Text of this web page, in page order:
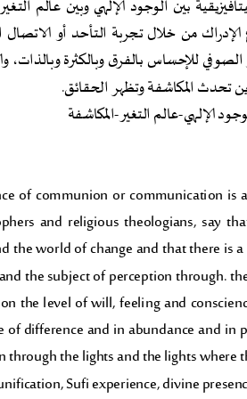
دحأت
ل
ا ةب
رجت
للاخ نمكاردالإ ا لاص
ت
الا وأ
و ،ت
اذل
اب
وة
رث
كل
اب
و ق
رف
ل
ابس
اس
حلإليف
وصا
تحدث المكاشفة وتظهر الحقائق
الإلهي-عالم التغير -المكاشفة
of  communion  or  communication  is
and  religious  theologians,  say
the world of change and that there is
the subject of perception through.
the  level  of  will,  feeling  and
of difference and in abundance and in
through the lights and the lights where
Sufi experience, divine